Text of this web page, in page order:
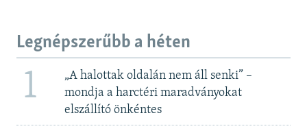
Legnépszerűbb a héten
1
„A halottak oldalán nem áll senki” –
mondja a harctéri maradványokat
elszállító önkéntes